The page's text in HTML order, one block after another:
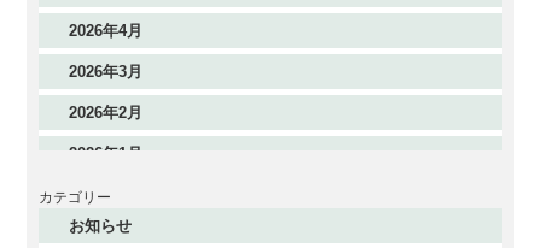
2026年4月
2026年3月
2026年2月
2026年1月
2025年12月
2025年11月
カテゴリー
お知らせ